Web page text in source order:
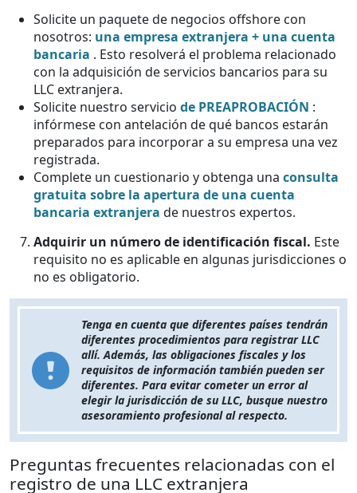
Solicite un paquete de negocios offshore con
nosotros: una empresa extranjera + una cuenta
bancaria . Esto resolverá el problema relacionado
con la adquisición de servicios bancarios para su
LLC extranjera.
Solicite nuestro servicio de PREAPROBACIÓN :
infórmese con antelación de qué bancos estarán
preparados para incorporar a su empresa una vez
registrada.
Complete un cuestionario y obtenga una consulta
gratuita sobre la apertura de una cuenta
bancaria extranjera de nuestros expertos.
Adquirir un número de identificación fiscal. Este
requisito no es aplicable en algunas jurisdicciones o
no es obligatorio.
Tenga en cuenta que diferentes países tendrán
diferentes procedimientos para registrar LLC
allí. Además, las obligaciones fiscales y los
requisitos de información también pueden ser
diferentes. Para evitar cometer un error al
elegir la jurisdicción de su LLC, busque nuestro
asesoramiento profesional al respecto.
Preguntas frecuentes relacionadas con el
registro de una LLC extranjera